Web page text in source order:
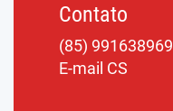
Contato
(85) 991638969
E-mail CS